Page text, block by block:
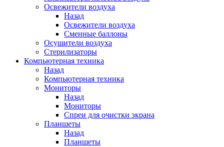
Освежители воздуха
Назад
Освежители воздуха
Сменные баллоны
Осушители воздуха
Стерилизаторы
Компьютерная техника
Назад
Компьютерная техника
Мониторы
Назад
Мониторы
Спреи для очистки экрана
Планшеты
Назад
Планшеты